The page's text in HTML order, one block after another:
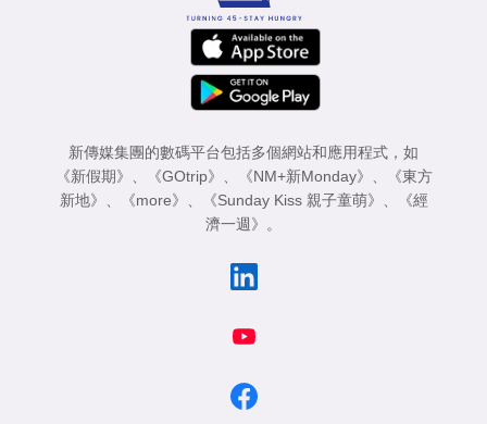
新傳媒集團的數碼平台包括多個網站和應用程式，如
《新假期》
《GOtrip》 《NM+新Monday》
《東方
新地》
《more》 《Sunday Kiss 親子童萌》
《經
濟一週》
。